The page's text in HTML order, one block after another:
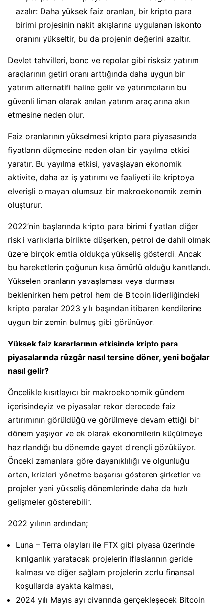
azalır: Daha yüksek faiz oranları, bir kripto para
birimi projesinin nakit akışlarına uygulanan iskonto
oranını yükseltir, bu da projenin değerini azaltır.
Devlet tahvilleri, bono ve repolar gibi risksiz yatırım
araçlarının getiri oranı arttığında daha uygun bir
yatırım alternatifi haline gelir ve yatırımcıların bu
güvenli liman olarak anılan yatırım araçlarına akın
etmesine neden olur.
Faiz oranlarının yükselmesi kripto para piyasasında
fiyatların düşmesine neden olan bir yayılma etkisi
yaratır. Bu yayılma etkisi, yavaşlayan ekonomik
aktivite, daha az iş yatırımı ve faaliyeti ile kriptoya
elverişli olmayan olumsuz bir makroekonomik zemin
oluşturur.
2022’nin başlarında kripto para birimi fiyatları diğer
riskli varlıklarla birlikte düşerken, petrol de dahil olmak
üzere birçok emtia oldukça yükseliş gösterdi. Ancak
bu hareketlerin çoğunun kısa ömürlü olduğu kanıtlandı.
Yükselen oranların yavaşlaması veya durması
beklenirken hem petrol hem de Bitcoin liderliğindeki
kripto paralar 2023 yılı başından itibaren kendilerine
uygun bir zemin bulmuş gibi görünüyor.
Yüksek faiz kararlarının etkisinde kripto para
piyasalarında rüzgâr nasıl tersine döner, yeni boğalar
nasıl gelir?
Öncelikle kısıtlayıcı bir makroekonomik gündem
içerisindeyiz ve piyasalar rekor derecede faiz
artırımının görüldüğü ve görülmeye devam ettiği bir
dönem yaşıyor ve ek olarak ekonomilerin küçülmeye
hazırlandığı bu dönemde gayet dirençli gözüküyor.
Önceki zamanlara göre dayanıklılığı ve olgunluğu
artan, krizleri yönetme başarısı gösteren şirketler ve
projeler yeni yükseliş dönemlerinde daha da hızlı
gelişmeler gösterebilir.
2022 yılının ardından;
Luna – Terra olayları ile FTX gibi piyasa üzerinde
kırılganlık yaratacak projelerin iflaslarının geride
kalması ve diğer sağlam projelerin zorlu finansal
koşullarda ayakta kalması,
2024 yılı Mayıs ayı civarında gerçekleşecek Bitcoin